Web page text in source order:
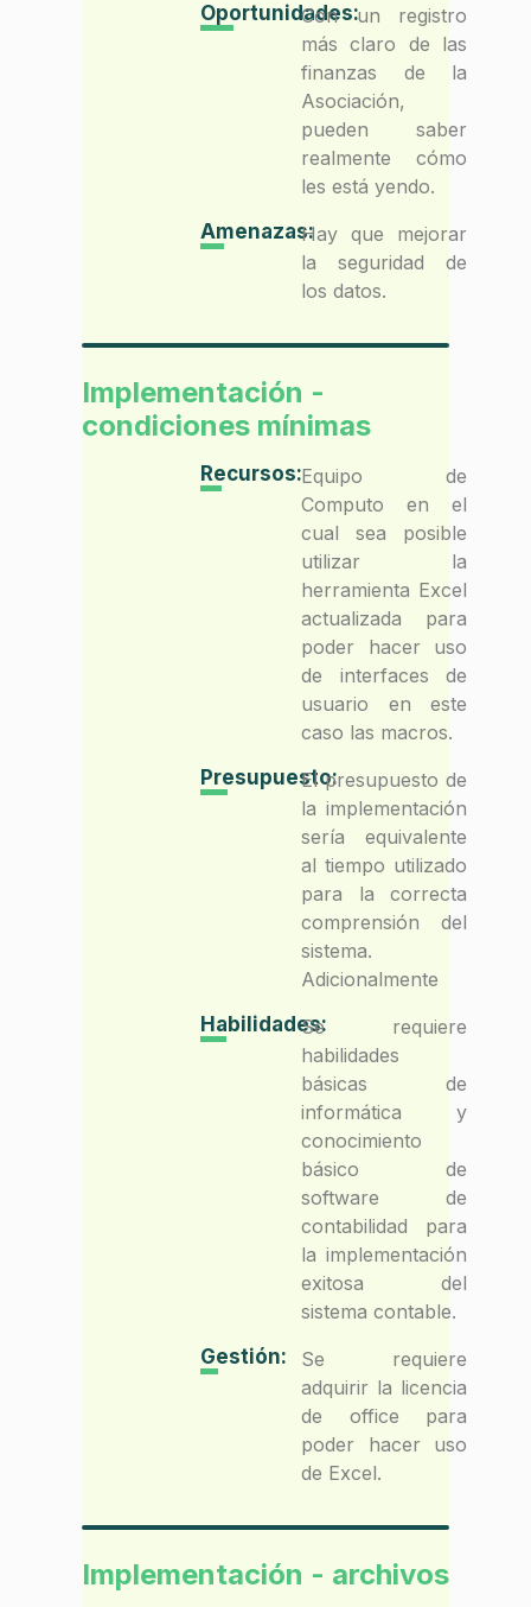
Oportunidades:Con un registro
más claro de las
finanzas de la
Asociación,
pueden saber
realmente cómo
les está yendo.
Amenazas:Hay que mejorar
la seguridad de
los datos.
Implementación -
condiciones mínimas
Recursos:Equipo de
Computo en el
cual sea posible
utilizar la
herramienta Excel
actualizada para
poder hacer uso
de interfaces de
usuario en este
caso las macros.
Presupuesto:El presupuesto de
la implementación
sería equivalente
al tiempo utilizado
para la correcta
comprensión del
sistema.
Adicionalmente
Habilidades:Se requiere
habilidades
básicas de
informática y
conocimiento
básico de
software de
contabilidad para
la implementación
exitosa del
sistema contable.
Gestión:
Se requiere
adquirir la licencia
de office para
poder hacer uso
de Excel.
Implementación - archivos